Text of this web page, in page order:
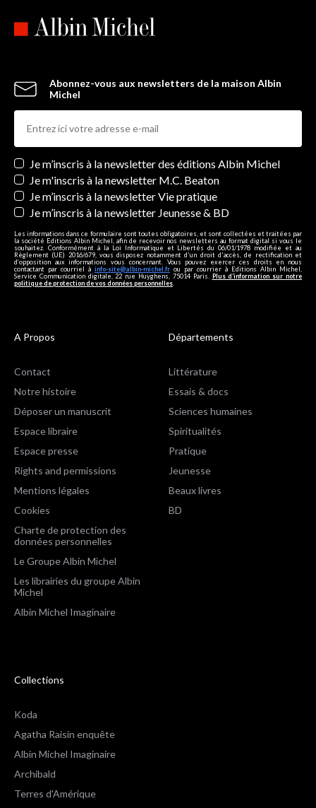
Abonnez-vous aux newsletters de la maison Albin
Michel
Newsletters
Je m’inscris à la newsletter des éditions Albin Michel
Je m'inscris à la newsletter M.C. Beaton
Je m’inscris à la newsletter Vie pratique
Je m’inscris à la newsletter Jeunesse & BD
Les informations dans ce formulaire sont toutes obligatoires, et sont collectées et traitées par
la société Editions Albin Michel, afin de recevoir nos newsletters au format digital si vous le
souhaitez. Conformément à la Loi Informatique et Libertés du 06/01/1978 modifiée et au
Règlement (UE) 2016/679, vous disposez notamment d'un droit d'accès, de rectification et
d’opposition aux informations vous concernant. Vous pouvez exercer ces droits en nous
contactant par courriel à info-site@albin-michel.fr ou par courrier à Editions Albin Michel,
Service Communication digitale, 22 rue Huyghens, 75014 Paris. Plus d’information sur notre
politique de protection de vos données personnelles
A Propos
Contact
Notre histoire
Déposer un manuscrit
Espace libraire
Espace presse
Rights and permissions
Mentions légales
Cookies
Charte de protection des
données personnelles
Le Groupe Albin Michel
Les librairies du groupe Albin
Michel
Albin Michel Imaginaire
Départements
Littérature
Essais & docs
Sciences humaines
Spiritualités
Pratique
Jeunesse
Beaux livres
BD
Collections
Koda
Agatha Raisin enquête
Albin Michel Imaginaire
Archibald
Terres d'Amérique